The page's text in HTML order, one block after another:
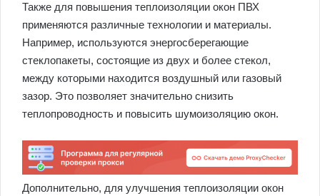
Также для повышения теплоизоляции окон ПВХ
применяются различные технологии и материалы.
Например, используются энергосберегающие
стеклопакеты, состоящие из двух и более стекол,
между которыми находится воздушный или газовый
зазор. Это позволяет значительно снизить
теплопроводность и повысить шумоизоляцию окон.
Дополнительно, для улучшения теплоизоляции окон